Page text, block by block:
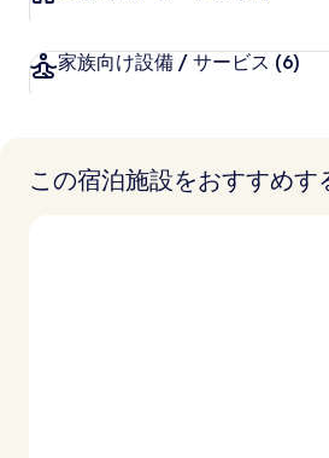
家族向け設備 / サービス (6)
この宿泊施設をおすすめす